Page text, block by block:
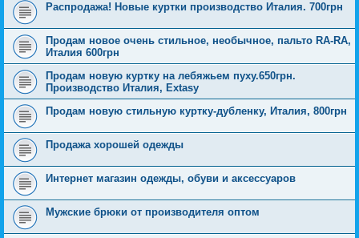
Распродажа! Новые куртки производство Италия. 700грн
Продам новое очень стильное, необычное, пальто RA-RA,
Италия 600грн
Продам новую куртку на лебяжьем пуху.650грн.
Производство Италия, Extasy
Продам новую стильную куртку-дубленку, Италия, 800грн
Продажа хорошей одежды
Интернет магазин одежды, обуви и аксессуаров
Мужские брюки от производителя оптом